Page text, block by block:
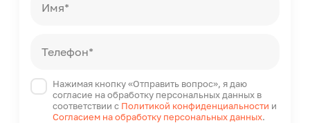
Имя*
Телефон*
Нажимая кнопку «Отправить вопрос», я даю
согласие на обработку персональных данных в
соответствии с Политикой конфиденциальности и
Согласием на обработку персональных данных.